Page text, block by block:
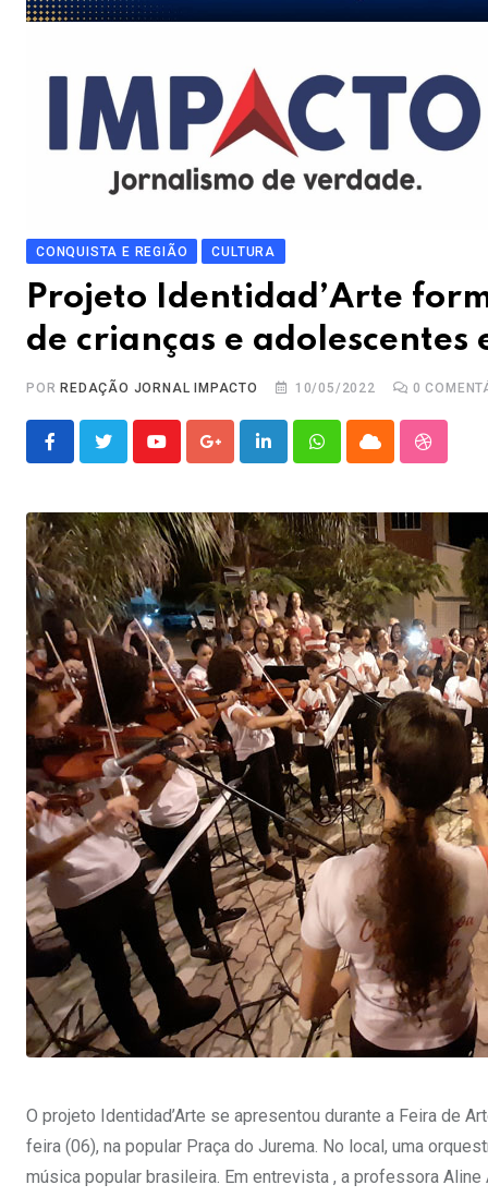
CONQUISTA E REGIÃO CULTURA
Projeto Identidad’Arte
de crianças e adolescentes
POR REDAÇÃO JORNAL IMPACTO 10/05/2022 0
YoutubeGoogle+LinkedInWhatsappCloud
O projeto Identidad’Arte se apresentou durante a Feira de
feira (06), na popular Praça do Jurema. No local, uma
música popular brasileira. Em entrevista , a professora